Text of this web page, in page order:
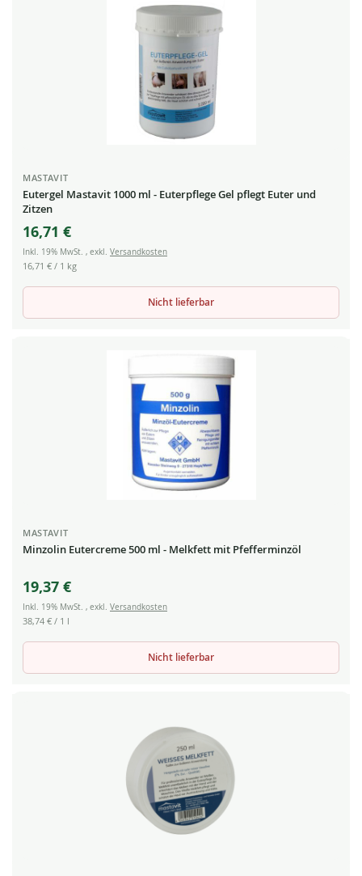
MASTAVIT
Eutergel Mastavit 1000 ml - Euterpflege Gel pflegt Euter und
Zitzen
16,71 €
Inkl. 19% MwSt. , exkl. Versandkosten
16,71 € / 1 kg
Nicht lieferbar
MASTAVIT
Minzolin Eutercreme 500 ml - Melkfett mit Pfefferminzöl
19,37 €
Inkl. 19% MwSt. , exkl. Versandkosten
38,74 € / 1 l
Nicht lieferbar